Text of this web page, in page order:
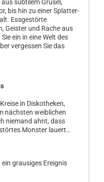
subtilem Grusel,
bis hin zu einer Splatter-
Essgestörte
Geister und Rache aus
ein in eine Welt des
vergessen Sie das
in Diskotheken,
nächsten weiblichen
niemand ahnt, dass
Monster lauert…
grausiges Ereignis